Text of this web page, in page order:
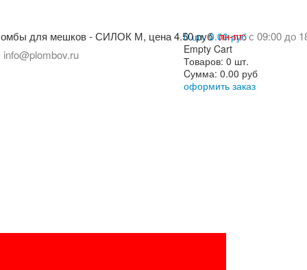
пн-пт:с 09:00 до
info@plombov.ru
0 шт. 0.00 руб
Empty Cart
Товаров: 0 шт.
Cумма: 0.00 руб
оформить заказ